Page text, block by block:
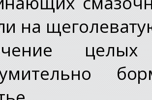
на
целых